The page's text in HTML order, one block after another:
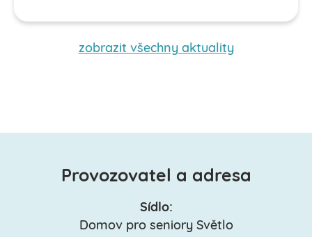
zobrazit všechny aktuality
Provozovatel a adresa
Sídlo:
Domov pro seniory Světlo